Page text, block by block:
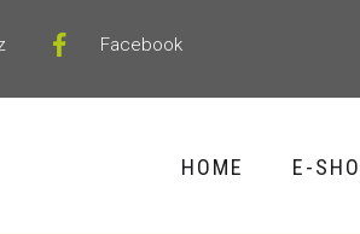
Facebook
HOME E-